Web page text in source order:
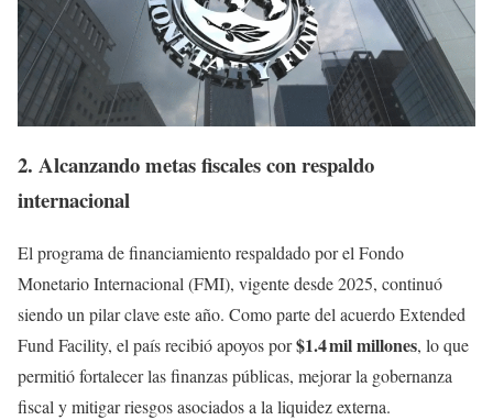
2. Alcanzando metas fiscales con respaldo
internacional
El programa de financiamiento respaldado por el Fondo
Monetario Internacional (FMI), vigente desde 2025, continuó
siendo un pilar clave este año. Como parte del acuerdo Extended
Fund Facility, el país recibió apoyos por$1.4 mil millones, lo que
permitió fortalecer las finanzas públicas, mejorar la gobernanza
fiscal y mitigar riesgos asociados a la liquidez externa.